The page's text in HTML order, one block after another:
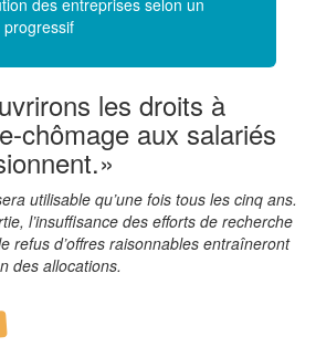
des entreprises selon un
les droits à
chômage aux salariés
utilisable qu’une fois tous les cinq ans.
l’insuffisance des efforts de recherche
refus d’offres raisonnables entraîneront
des allocations.